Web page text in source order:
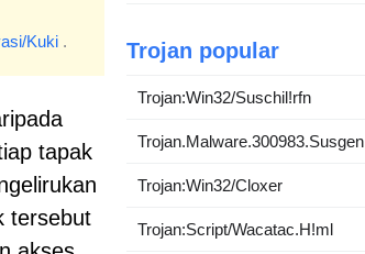
Kuki .
tapak
tersebut
Trojan popular
Trojan:Win32/Suschil!rfn
Trojan.Malware.300983.Susgen
Trojan:Win32/Cloxer
Trojan:Script/Wacatac.H!ml